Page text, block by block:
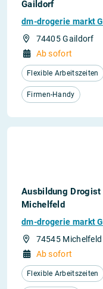
Gaildorf
dm-drogerie markt
74405 Gaildorf
Ab sofort
Flexible Arbeitszeiten
Firmen-Handy
Ausbildung
Michelfeld
dm-drogerie markt
74545 Michelfeld
Ab sofort
Flexible Arbeitszeiten